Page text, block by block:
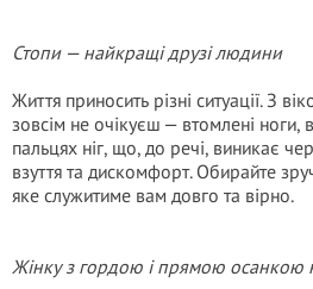
Стопи — найкращі друзі людини
Життя приносить різні ситуації. З
зовсім не очікуєш — втомлені ноги,
пальцях ніг, що, до речі, виникає
взуття та дискомфорт. Обирайте
яке служитиме вам довго та вірно.
Жінку з гордою і прямою осанкою